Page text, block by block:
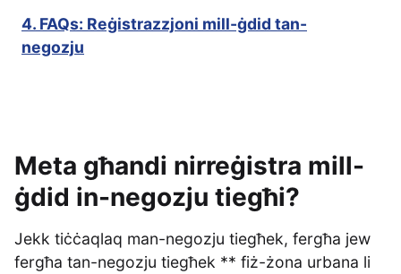
Meta għandi nirreġistra mill-
ġdid in-negozju tiegħi?
Jekk tiċċaqlaq man-negozju tiegħek, fergħa jew
fergħa tan-negozju tiegħek ** fiż-żona urbana li
4. FAQs: Reġistrazzjoni mill-ġdid tan-
negozju